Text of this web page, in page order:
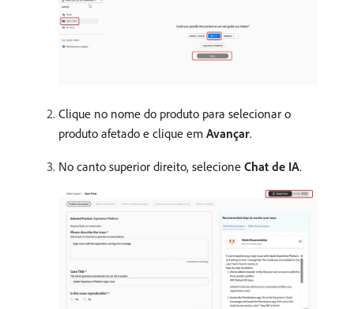
Clique no nome do produto para selecionar o
produto afetado e clique em Avançar.
No canto superior direito, selecione Chat de IA.